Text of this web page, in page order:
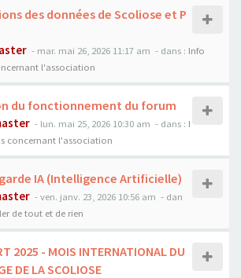
des données de Scoliose et P
- mar. mai 26, 2026 11:17 am - dans : Info
l'association
du fonctionnement du forum
- lun. mai 25, 2026 10:30 am - dans : I
concernant l'association
IA (Intelligence Artificielle)
- ven. janv. 23, 2026 10:56 am - dan
de tout et de rien
2025 - MOIS INTERNATIONAL DU
DE LA SCOLIOSE